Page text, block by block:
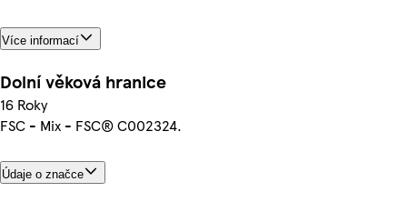
Více informací
Dolní věková hranice
16 Roky
FSC - Mix - FSC® C002324.
Údaje o značce